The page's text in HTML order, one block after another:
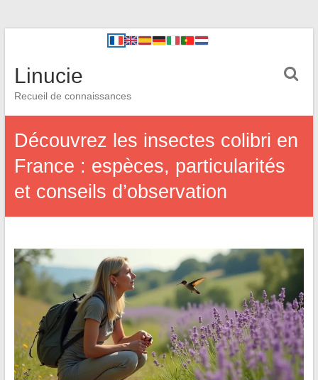
Linucie
Recueil de connaissances
Découvrez les insectes colibri en
France : espèces, particularités
et conseils d’observation